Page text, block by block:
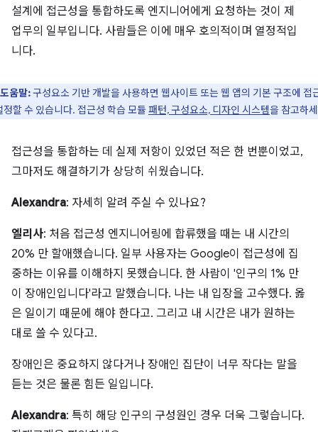
설계에 접근성을 통합하도록 엔지니어에게 요청하는 것이 제
업무의 일부입니다. 사람들은 이에 매우 호의적이며 열정적입
니다.
도움말:구성요소 기반 개발을 사용하면 웹사이트 또는 웹 앱의 기본 구조에 접
정할 수 있습니다. 접근성 학습 모듈 패턴, 구성요소, 디자인 시스템을 참고하
접근성을 통합하는 데 실제 저항이 있었던 적은 한 번뿐이었고,
그마저도 해결하기가 상당히 쉬웠습니다.
Alexandra: 자세히 알려 주실 수 있나요?
엘리사: 처음 접근성 엔지니어링에 합류했을 때는 내 시간의
20% 만 할애했습니다. 일부 사용자는 Google이 접근성에 집
중하는 이유를 이해하지 못했습니다. 한 사람이 '인구의 1% 만
이 장애인입니다'라고 말했습니다. 나는 내 입장을 고수했다. 옳
은 일이기 때문에 해야 한다고. 그리고 내 시간은 내가 원하는
대로 쓸 수 있다고.
장애인은 중요하지 않다거나 장애인 집단이 너무 작다는 말을
듣는 것은 물론 힘든 일입니다.
Alexandra: 특히 해당 인구의 구성원인 경우 더욱 그렇습니다.